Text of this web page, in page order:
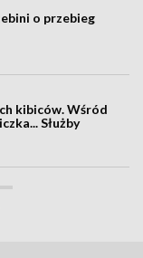
o przebieg
kibiców. Wśród
Służby